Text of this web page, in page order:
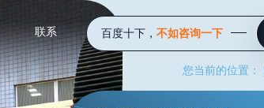
联系 百度十下， 不如咨询一下
您当前的位置：